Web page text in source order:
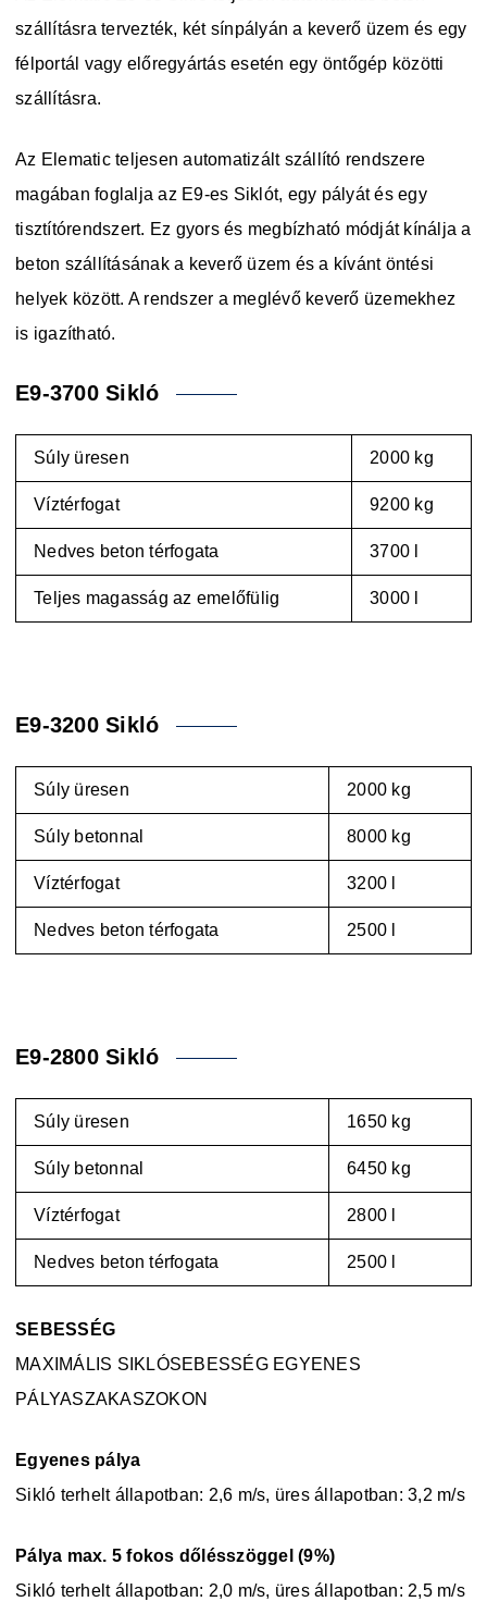
szállításra tervezték, két sínpályán a keverő üzem és egy
félportál vagy előregyártás esetén egy öntőgép közötti
szállításra.
Az Elematic teljesen automatizált szállító rendszere
magában foglalja az E9-es Siklót, egy pályát és egy
tisztítórendszert. Ez gyors és megbízható módját kínálja a
beton szállításának a keverő üzem és a kívánt öntési
helyek között. A rendszer a meglévő keverő üzemekhez
is igazítható.
E9-3700 Sikló
Súly üresen 2000 kg
Víztérfogat 9200 kg
Nedves beton térfogata 3700 l
Teljes magasság az emelőfülig 3000 l
E9-3200 Sikló
Súly üresen 2000 kg
Súly betonnal 8000 kg
Víztérfogat 3200 l
Nedves beton térfogata 2500 l
E9-2800 Sikló
Súly üresen 1650 kg
Súly betonnal 6450 kg
Víztérfogat 2800 l
Nedves beton térfogata 2500 l
SEBESSÉG
MAXIMÁLIS SIKLÓSEBESSÉG EGYENES
PÁLYASZAKASZOKON
Egyenes pálya
Sikló terhelt állapotban: 2,6 m/s, üres állapotban: 3,2 m/s
Pálya max. 5 fokos dőlésszöggel (9%)
Sikló terhelt állapotban: 2,0 m/s, üres állapotban: 2,5 m/s